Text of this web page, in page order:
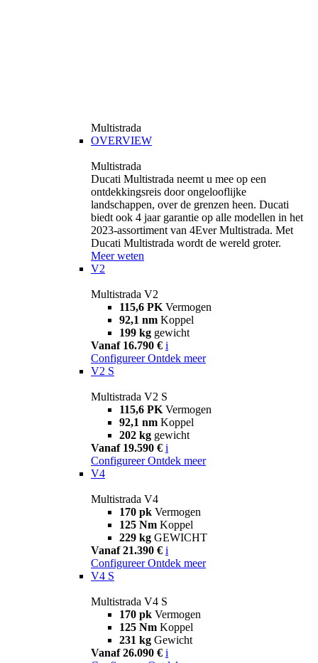
Multistrada
OVERVIEW
Multistrada
Ducati Multistrada neemt u mee op een
ontdekkingsreis door ongelooflijke
landschappen, over de grenzen heen. Ducati
biedt ook 4 jaar garantie op alle modellen in het
2023-assortiment van 4Ever Multistrada. Met
Ducati Multistrada wordt de wereld groter.
Meer weten
V2
Multistrada V2
115,6 PK Vermogen
92,1 nm Koppel
199 kg gewicht
Vanaf 16.790 € i
Configureer Ontdek meer
V2 S
Multistrada V2 S
115,6 PK Vermogen
92,1 nm Koppel
202 kg gewicht
Vanaf 19.590 € i
Configureer Ontdek meer
V4
Multistrada V4
170 pk Vermogen
125 Nm Koppel
229 kg GEWICHT
Vanaf 21.390 € i
Configureer Ontdek meer
V4 S
Multistrada V4 S
170 pk Vermogen
125 Nm Koppel
231 kg Gewicht
Vanaf 26.090 € i